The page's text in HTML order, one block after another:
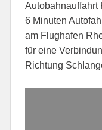
Autobahnauffahrt
6 Minuten
am Flughafen
für eine
Richtung